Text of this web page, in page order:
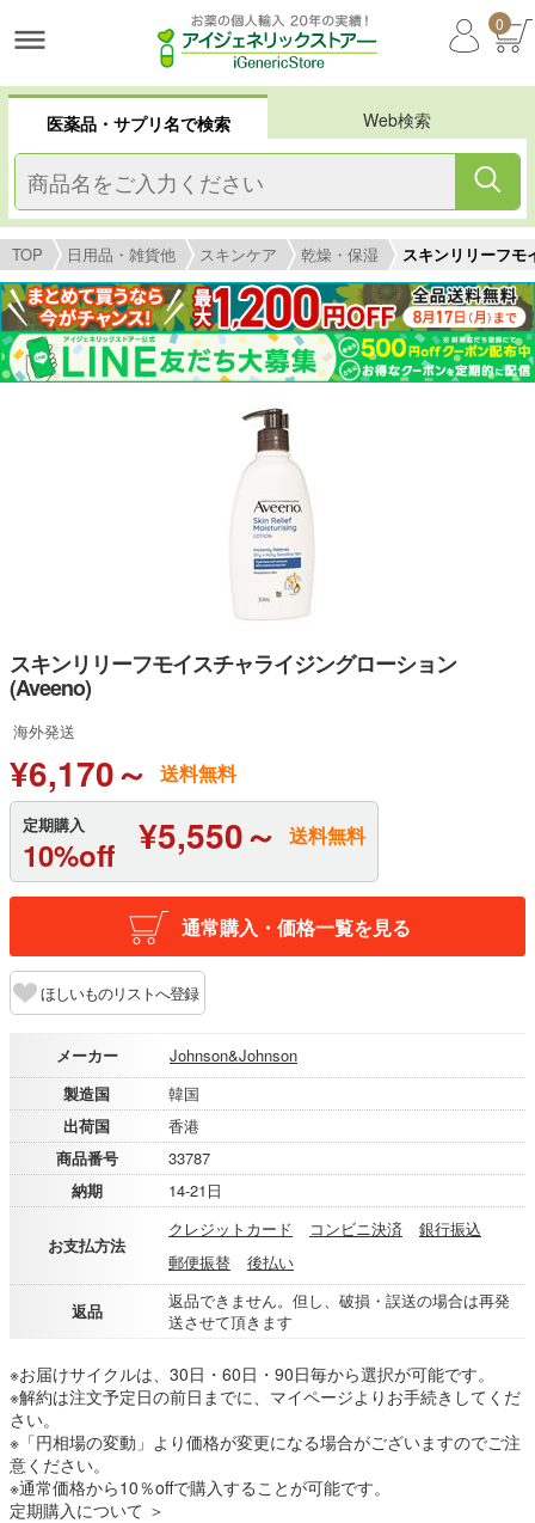
0
医薬品・サプリ名で検索 Web検索
TOP 日用品・雑貨他 スキンケア 乾燥・保湿 スキンリリーフモ
スキンリリーフモイスチャライジングローション
(Aveeno)
海外発送
¥6,170～ 送料無料
定期購入
10%off ¥5,550～ 送料無料
通常購入・価格一覧を見る
ほしいものリストへ登録
メーカー
Johnson&Johnson
製造国
韓国
出荷国
香港
商品番号
33787
納期
14-21日
お支払方法
クレジットカード コンビニ決済
銀行振込
郵便振替
後払い
返品
返品できません。但し、破損・誤送の場合は再発
送させて頂きます
※お届けサイクルは、30日・60日・90日毎から選択が可能です。
※解約は注文予定日の前日までに、マイページよりお手続きしてくだ
さい。
※「円相場の変動」より価格が変更になる場合がございますのでご注
意ください。
※通常価格から10％offで購入することが可能です。
定期購入について ＞